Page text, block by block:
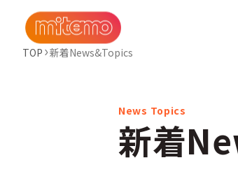
TOP 新着News&Topics
新着